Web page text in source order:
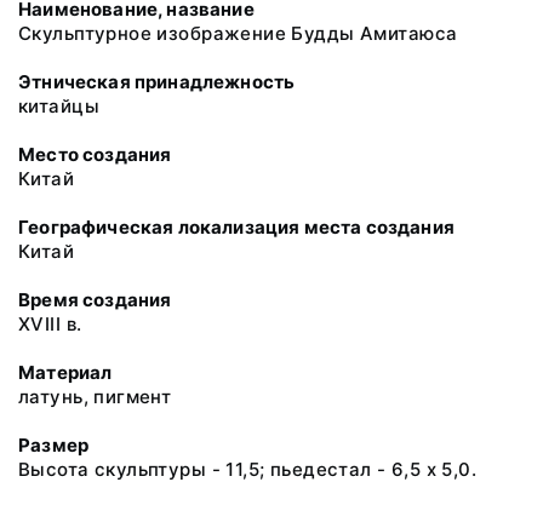
Наименование, название
Скульптурное изображение Будды Амитаюса
Этническая принадлежность
китайцы
Место создания
Китай
Географическая локализация места создания
Китай
Время создания
XVIII в.
Материал
латунь, пигмент
Размер
Высота скульптуры - 11,5; пьедестал - 6,5 х 5,0.